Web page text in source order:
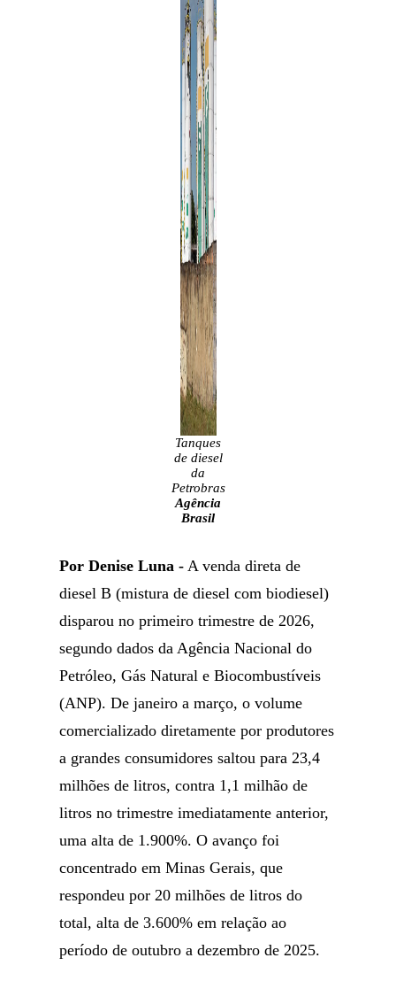
Tanques
de diesel
da
Petrobras
Agência
Brasil
Por Denise Luna - A venda direta de
diesel B (mistura de diesel com biodiesel)
disparou no primeiro trimestre de 2026,
segundo dados da Agência Nacional do
Petróleo, Gás Natural e Biocombustíveis
(ANP). De janeiro a março, o volume
comercializado diretamente por produtores
a grandes consumidores saltou para 23,4
milhões de litros, contra 1,1 milhão de
litros no trimestre imediatamente anterior,
uma alta de 1.900%. O avanço foi
concentrado em Minas Gerais, que
respondeu por 20 milhões de litros do
total, alta de 3.600% em relação ao
período de outubro a dezembro de 2025.